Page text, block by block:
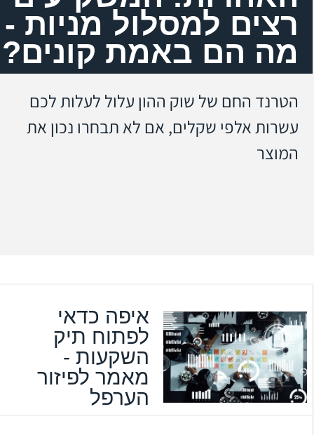
רצים למסלול מניות -
מה הם באמת קונים?
הטרנד החם של שוק ההון עלול לעלות לכם
עשרות אלפי שקלים, אם לא תבחרו נכון את
המוצר
איפה כדאי
לפתוח תיק
השקעות -
מאמר לפיזור
הערפל